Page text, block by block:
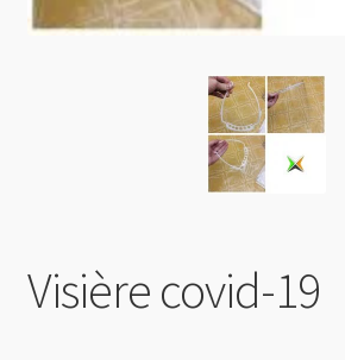
Visière covid-19